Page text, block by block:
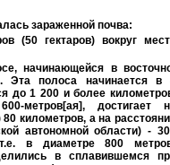
зараженной почва:
(50 гектаров) вокруг
начинающейся в
Эта полоса начинается в
до 1 200 и более
метров[ая], достигает
километров, а на
автономной области) -
в диаметре 800
в сплавившемся